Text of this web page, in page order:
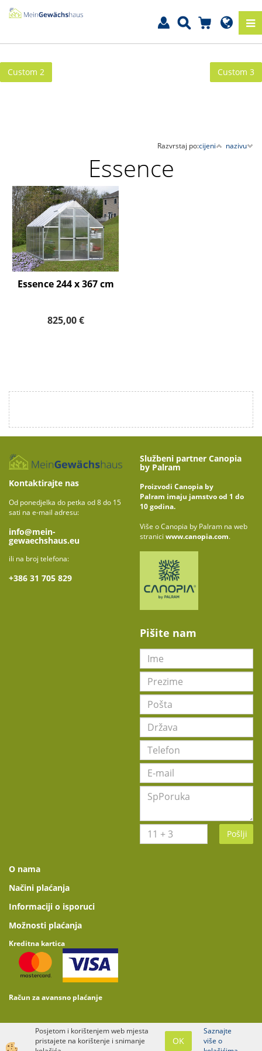
Custom 2 Custom 3
Razvrstaj po:cijeni nazivu
Essence
Essence 244 x 367 cm
825,00 €
Kontaktirajte nas
Od ponedjelka do petka od 8 do 15
sati na e-mail adresu:
info@mein-
gewaechshaus.eu
ili na broj telefona:
+386 31 705 829
Službeni partner Canopia
by Palram
Proizvodi Canopia by
Palram imaju jamstvo od 1 do
10 godina.
Više o Canopia by Palram na web
stranici www.canopia.com.
Pišite nam
Pošlji
O nama
Načini plaćanja
Informaciji o isporuci
Možnosti plaćanja
Kreditna kartica
Račun za avansno plaćanje
website design
Posjetom i korištenjem web mjesta
pristajete na korištenje i snimanje
OK
Saznajte
više o